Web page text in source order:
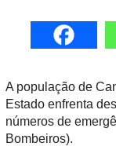
A população de
Estado enfrenta
números de
Bombeiros).